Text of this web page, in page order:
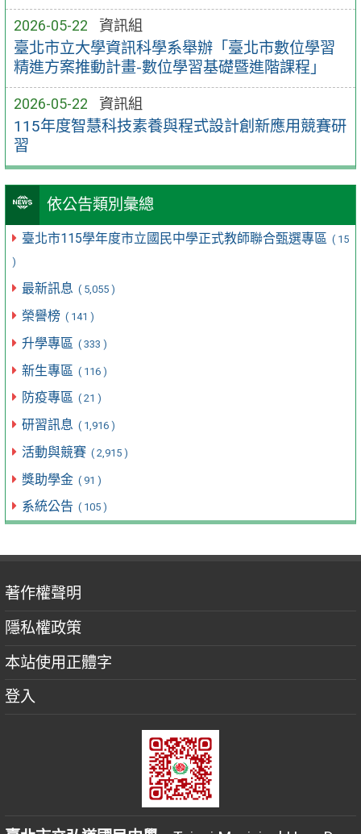
2026-05-22 資訊組
臺北市立大學資訊科學系舉辦「臺北市數位學習
精進方案推動計畫-數位學習基礎暨進階課程」
2026-05-22 資訊組
115年度智慧科技素養與程式設計創新應用競賽研
習
依公告類別彙總
臺北市115學年度市立國民中學正式教師聯合甄選專區 ( 15
)
最新訊息 ( 5,055 )
榮譽榜 ( 141 )
升學專區 ( 333 )
新生專區 ( 116 )
防疫專區 ( 21 )
研習訊息 ( 1,916 )
活動與競賽 ( 2,915 )
獎助學金 ( 91 )
系統公告 ( 105 )
著作權聲明
隱私權政策
本站使用正體字
登入